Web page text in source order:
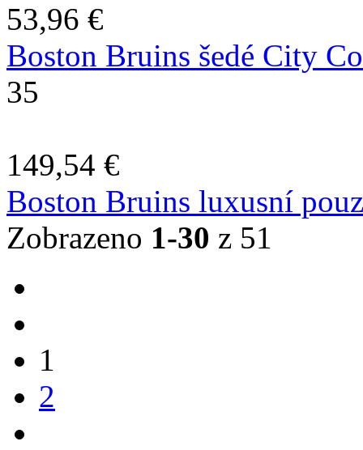
53,96 €
Boston Bruins šedé City
35
149,54 €
Boston Bruins luxusní
Zobrazeno 1-30 z 51
1
2